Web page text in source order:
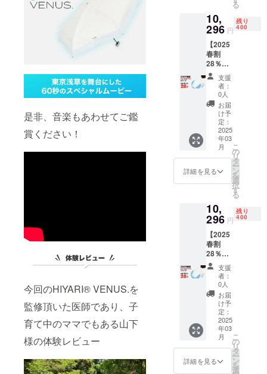
是非、音楽もあわせてご鑑
賞ください！
今回のHIYARI® VENUS.を
監修頂いた医師であり、子
育て中のママでもある山下
様の体験レビュー
年11月
下旬予
合計400
本 一般
販売予
定価格
14,300
円(送
料・税
【2025
春割
28％OF
10,296
円(送
料・税
込) ※予
定配送
年3月下
旬予定
る
10,
296 円
残り
400
【2025
春割
28％OF
F】
HIYARI
VENUS.
藍白ブ
ルー×1
本【400
名様】
HIYARI
VENUS.
藍白ブ
ルー ×1
計400本
一般販
売予定
価格
14,300
円(送
料・税
【2025
春割
28％OF
10,296
円(送
料・税
込) ※予
定配送
支援
者：
0人
お届
け予
定：
2025
年03
月
詳細を見る
こ
の
リ
タ
ー
ン
を
選
択
す
る
10,
296 円
残り
400
【2025
春割
28％OF
F】
HIYARI
VENUS.
ラベン
ダー×1
本【400
名様】
HIYARI
VENUS.
ラベン
ダー ×1
支援
者：
0人
お届
け予
定：
2025
年03
月
詳細を見る
こ
の
リ
タ
ー
ン
を
選